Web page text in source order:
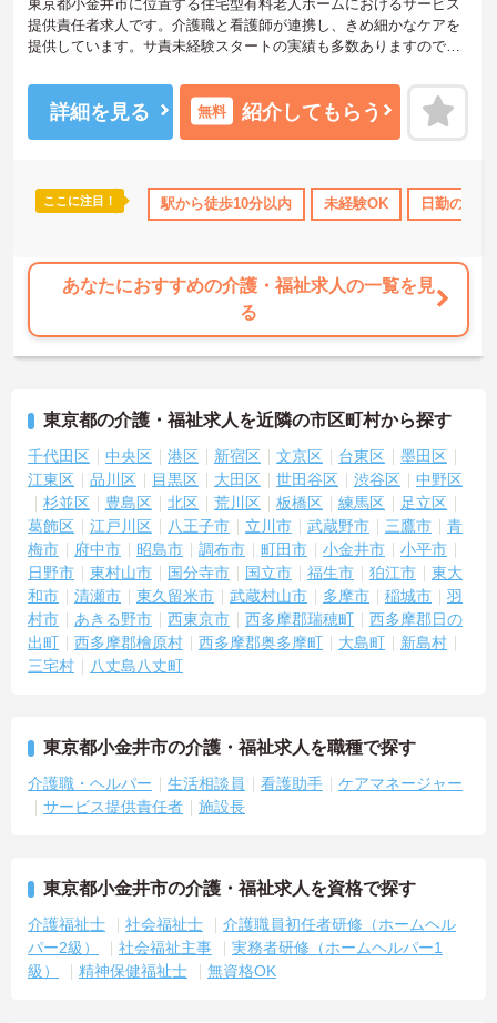
年間休日110日以上 資格取得サポート 研修制度あり
東京都小金井市に位置する住宅型有料老人ホームにおけるサービス
提供責任者求人です。介護職と看護師が連携し、きめ細かなケアを
提供しています。サ責未経験スタートの実績も多数ありますので、
く、プライベートを大切にしながらご勤務いただけます。最寄り駅
より徒歩圏内の好立地も魅力です。
ご興味のある方には、面接対策ポイントなど、さらに詳細をお話し
詳細を見る 無料 紹介してもらう
ここに注目！ 駅から徒歩10分以内 未経験OK 日勤のみ
あなたにおすすめの介護・福祉求人の一覧を見
る
東京都の介護・福祉求人を近隣の市区町村から探す
千代田区 中央区 港区 新宿区 文京区 台東区
墨田区
江東区
品川区 目黒区 大田区 世田谷区 渋谷区
中野区
杉並区
豊島区 北区 荒川区 板橋区 練馬区
足立区
葛飾区
江戸川区 八王子市 立川市 武蔵野市 三鷹市
青
梅市
府中市 昭島市 調布市 町田市 小金井市
小平市
日野市
東村山市 国分寺市 国立市 福生市 狛江市
東大
和市
清瀬市 東久留米市 武蔵村山市 多摩市 稲城市
羽
村市
あきる野市 西東京市 西多摩郡瑞穂町
西多摩郡日の
出町
西多摩郡檜原村 西多摩郡奥多摩町 大島町
新島村
三宅村
八丈島八丈町
東京都小金井市の介護・福祉求人を職種で探す
介護職・ヘルパー 生活相談員 看護助手
ケアマネージャー
サービス提供責任者
施設長
東京都小金井市の介護・福祉求人を資格で探す
介護福祉士 社会福祉士
介護職員初任者研修（ホームヘル
パー2級）
社会福祉主事
実務者研修（ホームヘルパー1
級）
精神保健福祉士 無資格OK